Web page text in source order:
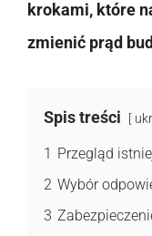
krokami, które
zmienić prąd
Spis treści
1 Przegląd
2 Wybór
3